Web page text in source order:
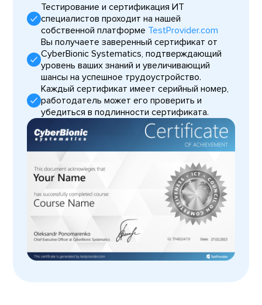
Тестирование и сертификация ИТ
специалистов проходит на нашей
собственной платформе TestProvider.com
Вы получаете заверенный сертификат от
CyberBionic Systematics, подтверждающий
уровень ваших знаний и увеличивающий
шансы на успешное трудоустройство.
Каждый сертификат имеет серийный номер,
работодатель может его проверить и
убедиться в подлинности сертификата.